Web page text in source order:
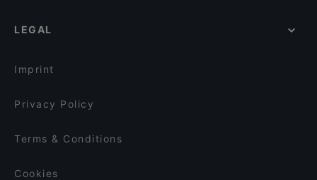
Pho You
Romantic Restaurants in Graz
LEGAL
Imprint
Privacy Policy
Terms & Conditions
Cookies